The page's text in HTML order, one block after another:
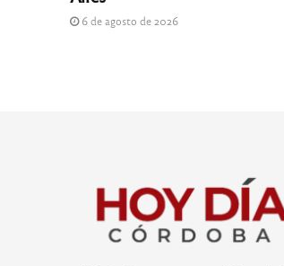
6 de agosto de 2026